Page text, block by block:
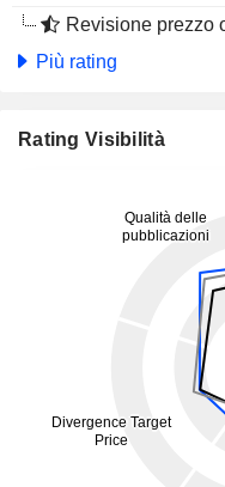
Revisione prezzo
Più rating
Rating Visibilità